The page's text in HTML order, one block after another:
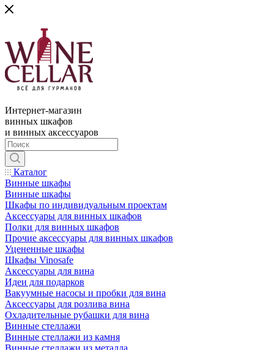
Интернет-магазин
винных шкафов
и винных аксессуаров
Каталог
Винные шкафы
Винные шкафы
Шкафы по индивидуальным проектам
Аксессуары для винных шкафов
Полки для винных шкафов
Прочие аксессуары для винных шкафов
Уцененные шкафы
Шкафы Vinosafe
Аксессуары для вина
Идеи для подарков
Вакуумные насосы и пробки для вина
Аксессуары для розлива вина
Охладительные рубашки для вина
Винные стеллажи
Винные стеллажи из камня
Винные стеллажи из металла